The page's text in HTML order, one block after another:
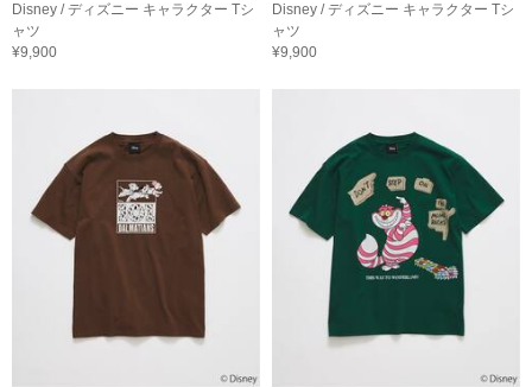
Disney / ディズニー キャラクター Tシ
ャツ
¥9,900
Disney / ディズニー キャラクター Tシ
ャツ
¥9,900